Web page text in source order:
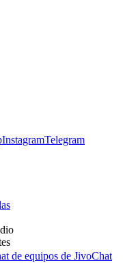
InstagramTelegram
de equipos de JivoChat